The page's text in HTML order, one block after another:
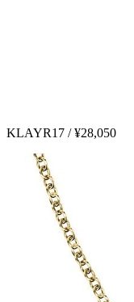
KLAYR17 / ¥28,050